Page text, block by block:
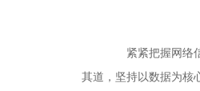
紧紧把握网络信
其道，坚持以数据为核